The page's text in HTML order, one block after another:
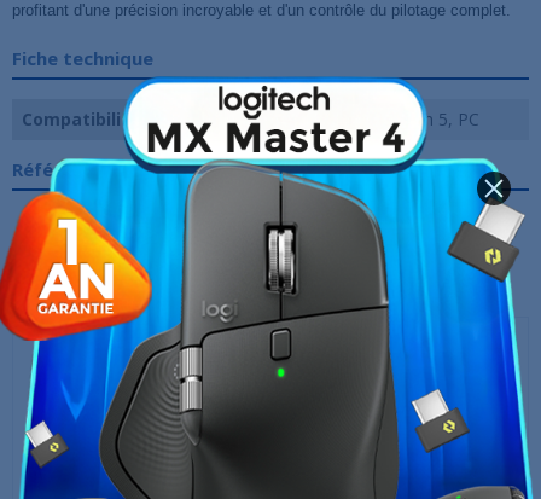
profitant d'une précision incroyable et d'un contrôle du pilotage complet.
Fiche technique
Compatibilité PlayStation 4, PlayStation 5, PC
Références spécifiques
10 AUTRES PRODUITS DANS LA MÊME
CATÉGORIE :
‹ ›